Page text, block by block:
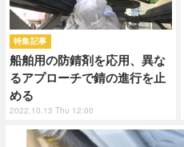
船舶用の防錆剤を応用、異な
るアプローチで錆の進行を止
める
特集記事
2022.10.13 Thu 12:00